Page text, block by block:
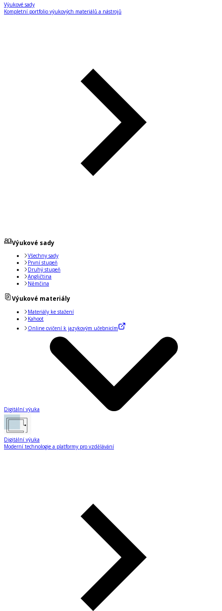
Výukové sady
Kompletní portfolio výukových materiálů a nástrojů
Výukové sady
Všechny sady
První stupeň
Druhý stupeň
Angličtina
Němčina
Výukové materiály
Materiály ke stažení
Kahoot
Online cvičení k jazykovým učebnicím
Digitální výuka
Digitální výuka
Moderní technologie a platformy pro vzdělávání